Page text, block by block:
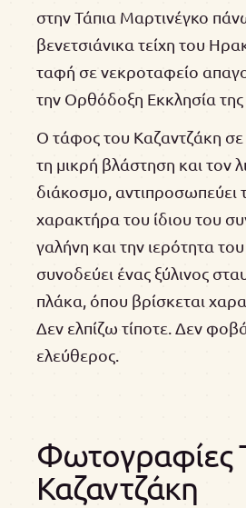
στην Τάπια Μαρτινέγκο
βενετσιάνικα τείχη του
ταφή σε νεκροταφείο
την Ορθόδοξη Εκκλησία της
Ο τάφος του Καζαντζάκη
τη μικρή βλάστηση και τον
διάκοσμο, αντιπροσωπεύει
χαρακτήρα του ίδιου του
γαλήνη και την ιερότητα
συνοδεύει ένας ξύλινος
πλάκα, όπου βρίσκεται
Δεν ελπίζω τίποτε. Δεν
ελεύθερος.
Φωτογραφίες
Καζαντζάκη